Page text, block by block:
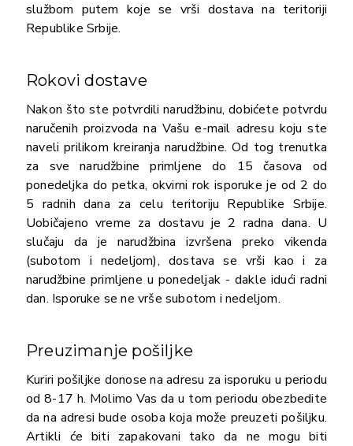
službom putem koje se vrši dostava na teritoriji
Republike Srbije.
Rokovi dostave
Nakon što ste potvrdili narudžbinu, dobićete potvrdu
naručenih proizvoda na Vašu e-mail adresu koju ste
naveli prilikom kreiranja narudžbine. Od tog trenutka
za sve narudžbine primljene do 15 časova od
ponedeljka do petka, okvirni rok isporuke je od 2 do
5 radnih dana za celu teritoriju Republike Srbije.
Uobičajeno vreme za dostavu je 2 radna dana. U
slučaju da je narudžbina izvršena preko vikenda
(subotom i nedeljom), dostava se vrši kao i za
narudžbine primljene u ponedeljak - dakle idući radni
dan. Isporuke se ne vrše subotom i nedeljom.
Preuzimanje pošiljke
Kuriri pošiljke donose na adresu za isporuku u periodu
od 8-17 h. Molimo Vas da u tom periodu obezbedite
da na adresi bude osoba koja može preuzeti pošiljku.
Artikli će biti zapakovani tako da ne mogu biti